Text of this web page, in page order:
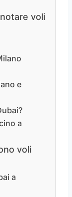
voli
e
a
voli
a